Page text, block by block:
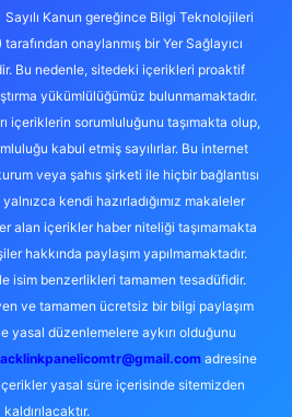
Sayılı Kanun gereğince Bilgi Teknolojileri
onaylanmış bir Yer Sağlayıcı
Bu nedenle, sitedeki içerikleri proaktif
yükümlülüğümüz bulunmamaktadır.
içeriklerin sorumluluğunu taşımakta olup,
kabul etmiş sayılırlar. Bu internet
veya şahıs şirketi ile hiçbir bağlantısı
kendi hazırladığımız makaleler
alan içerikler haber niteliği taşımamakta
hakkında paylaşım yapılmamaktadır.
isim benzerlikleri tamamen tesadüfidir.
ve tamamen ücretsiz bir bilgi paylaşım
yasal düzenlemelere aykırı olduğunu
adresine
yasal süre içerisinde sitemizden
kaldırılacaktır.